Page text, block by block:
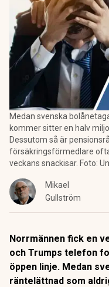
Medan svenska
kommer sitter en halv
Dessutom så är
försäkringsförmedlare
veckans snackisar. Foto:
Mikael
Gullström
Norrmännen fick en
och Trumps telefon
öppen linje. Medan
räntelättnad som